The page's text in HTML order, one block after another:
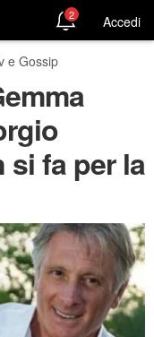
2 Accedi
e Gossip
si fa per la